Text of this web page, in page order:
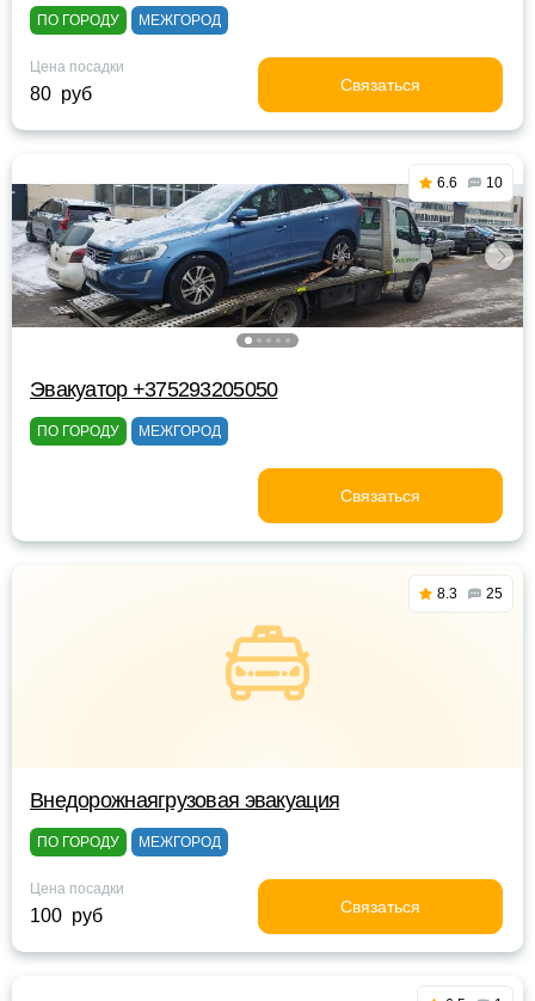
ПО ГОРОДУ МЕЖГОРОД
Цена посадки
80 руб Связаться
6.6 10
Эвакуатор +375293205050
ПО ГОРОДУ МЕЖГОРОД
Связаться
8.3 25
Внедорожнаягрузовая эвакуация
ПО ГОРОДУ МЕЖГОРОД
Цена посадки
100 руб Связаться